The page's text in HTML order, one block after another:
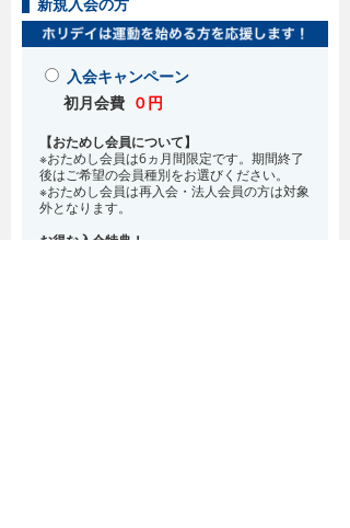
入会キャンペーン
初月会費 ０円
【おためし会員について】
※おためし会員は6ヵ月間限定です。期間終了
後はご希望の会員種別をお選びください。
※おためし会員は再入会・法人会員の方は対象
外となります。
お得な入会特典！